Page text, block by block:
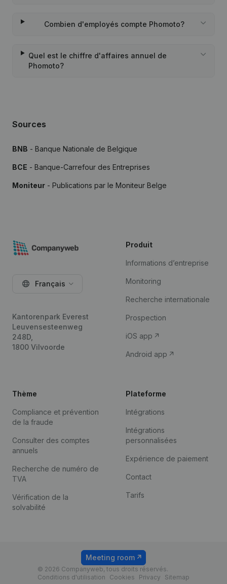
Combien d'employés compte Phomoto?
Quel est le chiffre d'affaires annuel de
Phomoto?
Sources
BNB - Banque Nationale de Belgique
BCE - Banque-Carrefour des Entreprises
Moniteur - Publications par le Moniteur Belge
Français
Kantorenpark Everest
Leuvensesteenweg
248D,
1800 Vilvoorde
Produit
Informations d’entreprise
Monitoring
Recherche internationale
Prospection
iOS app
Android app
Thème
Compliance et prévention
de la fraude
Consulter des comptes
annuels
Recherche de numéro de
TVA
Vérification de la
solvabilité
Plateforme
Intégrations
Intégrations
personnalisées
Expérience de paiement
Contact
Tarifs
© 2026 Companyweb, tous droits réservés.
Conditions d'utilisation
Cookies Privacy Sitemap
Meeting room